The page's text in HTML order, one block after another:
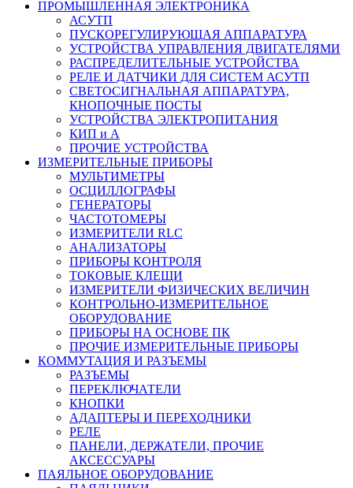
ПРОМЫШЛЕННАЯ ЭЛЕКТРОНИКА
АСУТП
ПУСКОРЕГУЛИРУЮЩАЯ АППАРАТУРА
УСТРОЙСТВА УПРАВЛЕНИЯ ДВИГАТЕЛЯМИ
РАСПРЕДЕЛИТЕЛЬНЫЕ УСТРОЙСТВА
РЕЛЕ И ДАТЧИКИ ДЛЯ СИСТЕМ АСУТП
СВЕТОСИГНАЛЬНАЯ АППАРАТУРА,
КНОПОЧНЫЕ ПОСТЫ
УСТРОЙСТВА ЭЛЕКТРОПИТАНИЯ
КИП и А
ПРОЧИЕ УСТРОЙСТВА
ИЗМЕРИТЕЛЬНЫЕ ПРИБОРЫ
МУЛЬТИМЕТРЫ
ОСЦИЛЛОГРАФЫ
ГЕНЕРАТОРЫ
ЧАСТОТОМЕРЫ
ИЗМЕРИТЕЛИ RLC
АНАЛИЗАТОРЫ
ПРИБОРЫ КОНТРОЛЯ
ТОКОВЫЕ КЛЕЩИ
ИЗМЕРИТЕЛИ ФИЗИЧЕСКИХ ВЕЛИЧИН
КОНТРОЛЬНО-ИЗМЕРИТЕЛЬНОЕ
ОБОРУДОВАНИЕ
ПРИБОРЫ НА ОСНОВЕ ПК
ПРОЧИЕ ИЗМЕРИТЕЛЬНЫЕ ПРИБОРЫ
КОММУТАЦИЯ И РАЗЪЕМЫ
РАЗЪЕМЫ
ПЕРЕКЛЮЧАТЕЛИ
КНОПКИ
АДАПТЕРЫ И ПЕРЕХОДНИКИ
РЕЛЕ
ПАНЕЛИ, ДЕРЖАТЕЛИ, ПРОЧИЕ
АКСЕССУАРЫ
ПАЯЛЬНОЕ ОБОРУДОВАНИЕ